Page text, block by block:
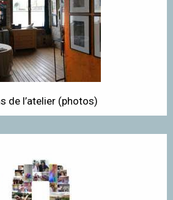
de l’atelier (photos)